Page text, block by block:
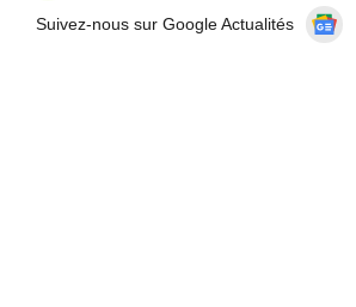
Suivez-nous sur Google Actualités